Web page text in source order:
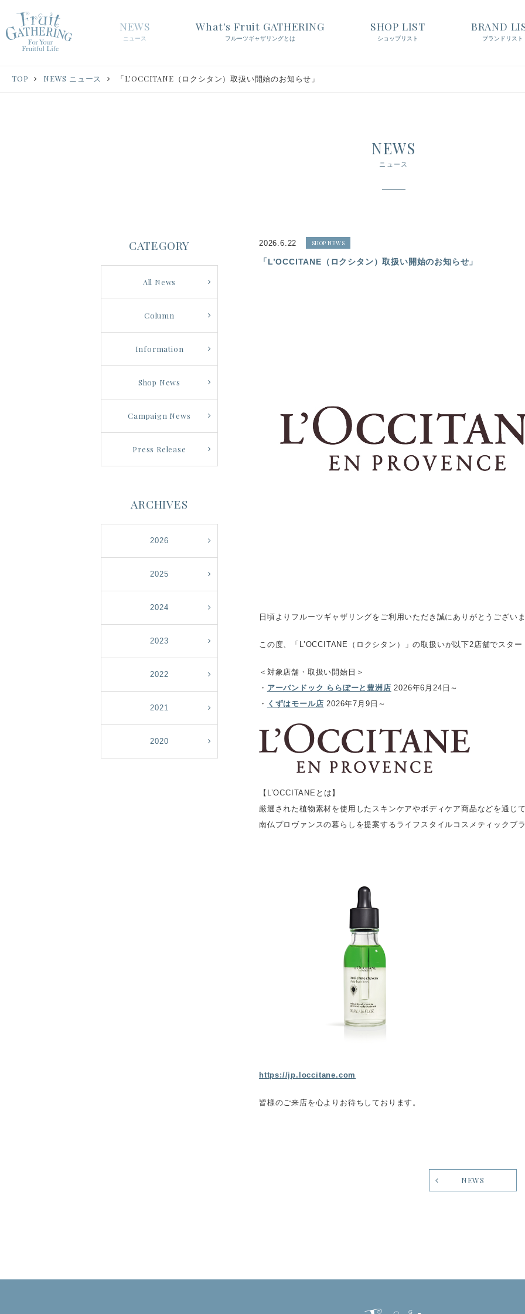
NEWS
ニュース
What's Fruit GATHERING
フルーツギャザリングとは
SHOP LIST
ショップリスト
BRAND
ブランドリスト
TOP NEWS ニュース 「L’OCCITANE（ロクシタン）取扱い開始のお知らせ」
NEWS
ニュース
2026.6.22 SHOP NEWS
「L’OCCITANE（ロクシタン）取扱い開始のお知らせ」
日頃よりフルーツギャザリングをご利用いただき誠にありがとうございま
この度、「L’OCCITANE（ロクシタン）」の取扱いが以下2店舗でスター
＜対象店舗・取扱い開始日＞
・ アーバンドック ららぽーと豊洲店 2026年6月24日～
・ くずはモール店 2026年7月9日～
【L’OCCITANEとは】
厳選された植物素材を使用したスキンケアやボディケア商品などを通じて
南仏プロヴァンスの暮らしを提案するライフスタイルコスメティックブラ
https://jp.loccitane.com
皆様のご来店を心よりお待ちしております。
NEWS
CATEGORY
All News
Column
Information
Shop News
Campaign News
Press Release
ARCHIVES
2026
2025
2024
2023
2022
2021
2020